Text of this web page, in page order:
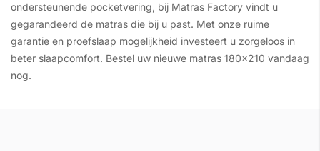
ondersteunende pocketvering, bij Matras Factory vindt u
gegarandeerd de matras die bij u past. Met onze ruime
garantie en proefslaap mogelijkheid investeert u zorgeloos in
beter slaapcomfort. Bestel uw nieuwe matras 180x210 vandaag
nog.